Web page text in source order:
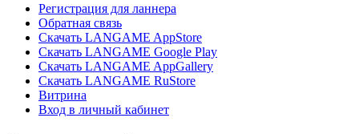
Регистрация для ланнера
Обратная связь
Скачать LANGAME AppStore
Скачать LANGAME Google Play
Скачать LANGAME AppGallery
Скачать LANGAME RuStore
Витрина
Вход в личный кабинет